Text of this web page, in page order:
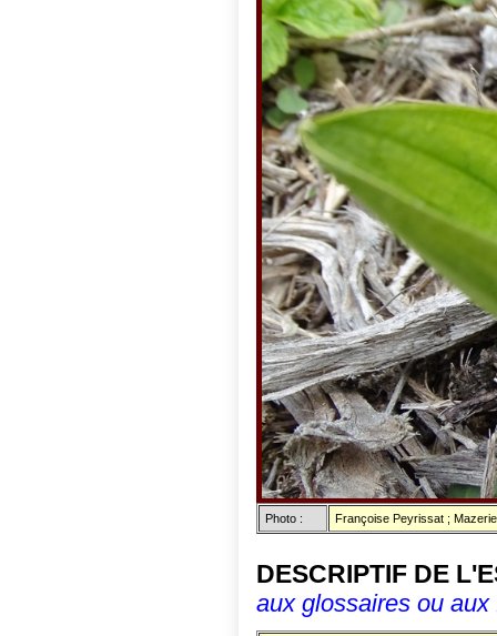
Photo : Françoise Peyrissat ;
DESCRIPTIF DE
aux glossaires ou